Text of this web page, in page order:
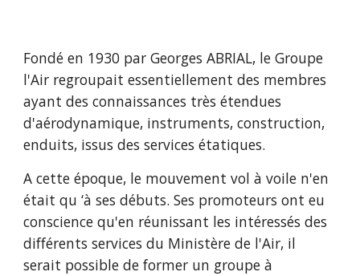
Fondé en 1930 par Georges ABRIAL, le Groupe
l'Air regroupait essentiellement des membres
ayant des connaissances très étendues
d'aérodynamique, instruments, construction,
enduits, issus des services étatiques.
A cette époque, le mouvement vol à voile n'en
était qu ‘à ses débuts. Ses promoteurs ont eu
conscience qu'en réunissant les intéressés des
différents services du Ministère de l'Air, il
serait possible de former un groupe à